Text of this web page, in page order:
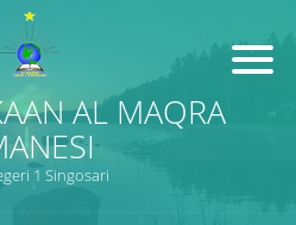
AL MAQRA
1 Singosari